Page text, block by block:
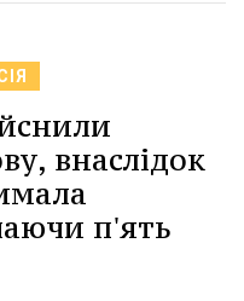
внаслідок
п'ять